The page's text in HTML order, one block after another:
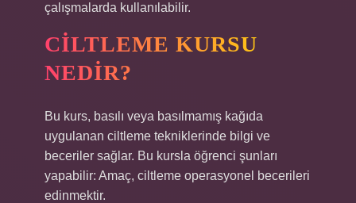
çalışmalarda kullanılabilir.
CILTLEME KURSU
NEDIR?
Bu kurs, basılı veya basılmamış kağıda
uygulanan ciltleme tekniklerinde bilgi ve
beceriler sağlar. Bu kursla öğrenci şunları
yapabilir: Amaç, ciltleme operasyonel becerileri
edinmektir.